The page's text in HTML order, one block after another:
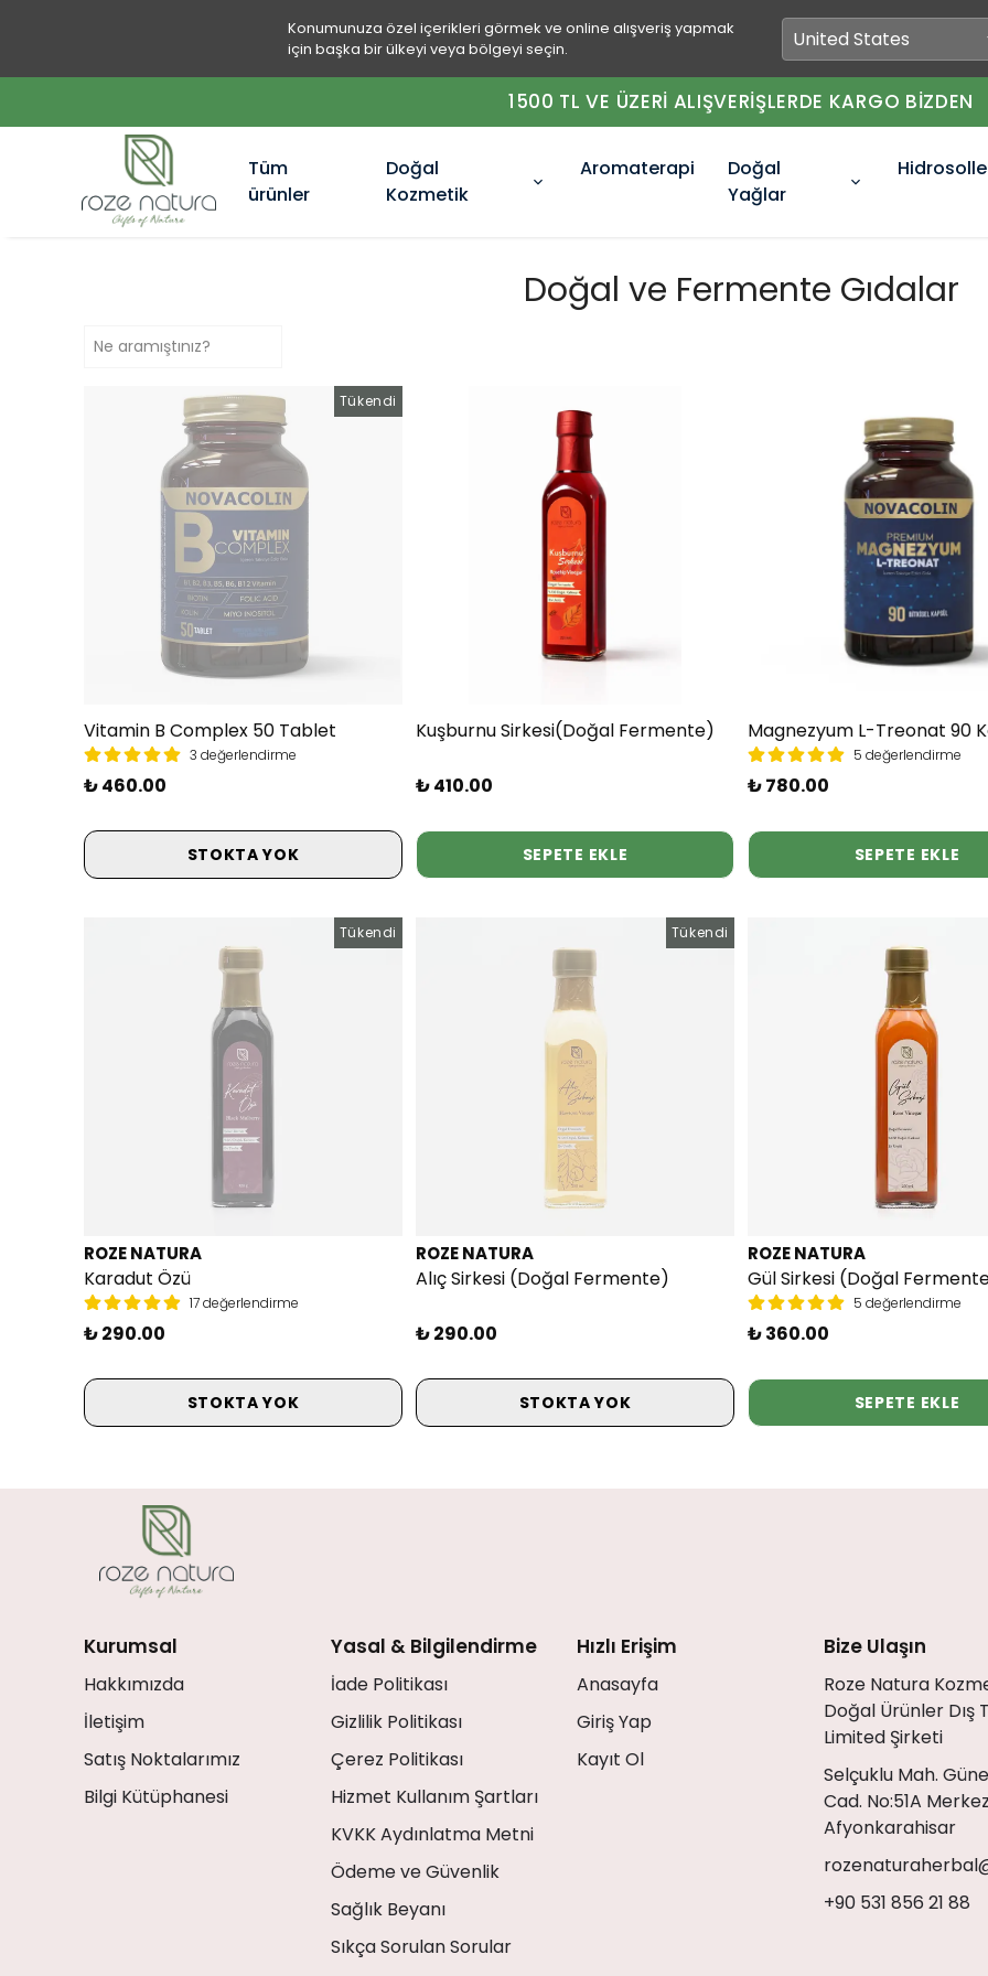
Konumunuza özel içerikleri görmek ve online alışveriş yapmak
için başka bir ülkeyi veya bölgeyi seçin.
1500 TL VE ÜZERİ ALIŞVERİŞLERDE KARGO BİZDEN
Tüm
ürünler
Doğal
Kozmetik
Aromaterapi
Doğal
Yağlar
Doğal ve Fermente Gıdalar
Tükendi
Vitamin B Complex 50 Tablet
3 değerlendirme
₺ 460.00
STOKTA YOK
Kuşburnu Sirkesi(Doğal Fermente)
₺ 410.00
SEPETE EKLE
Magnezyum L-Treonat 90
5 değerlendirme
₺ 780.00
SEPETE EKLE
Tükendi
ROZE NATURA
Karadut Özü
17 değerlendirme
₺ 290.00
STOKTA YOK
Tükendi
ROZE NATURA
Alıç Sirkesi (Doğal Fermente)
₺ 290.00
STOKTA YOK
ROZE NATURA
Gül Sirkesi (Doğal
5 değerlendirme
₺ 360.00
SEPETE EKLE
Kurumsal
Hakkımızda
İletişim
Satış Noktalarımız
Bilgi Kütüphanesi
Yasal & Bilgilendirme
İade Politikası
Gizlilik Politikası
Çerez Politikası
Hizmet Kullanım Şartları
KVKK Aydınlatma Metni
Ödeme ve Güvenlik
Sağlık Beyanı
Sıkça Sorulan Sorular
Hızlı Erişim
Anasayfa
Giriş Yap
Kayıt Ol
Bize Ulaşın
Roze Natura
Doğal Ürünler Dış
Limited Şirketi
Selçuklu Mah.
Cad. No:51A
Afyonkarahisar
+90 531 856 21 88